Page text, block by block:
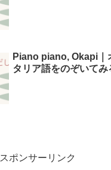
Piano piano, Okapi｜
タリア語をのぞいてみ
スポンサーリンク